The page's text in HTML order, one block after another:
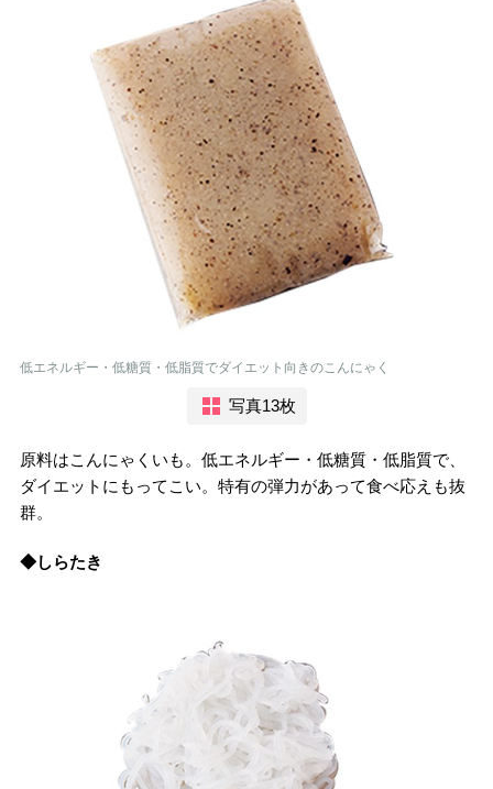
低エネルギー・低糖質・低脂質でダイエット向きのこんにゃく
写真13枚
原料はこんにゃくいも。低エネルギー・低糖質・低脂質で、
ダイエットにもってこい。特有の弾力があって食べ応えも抜
群。
◆しらたき